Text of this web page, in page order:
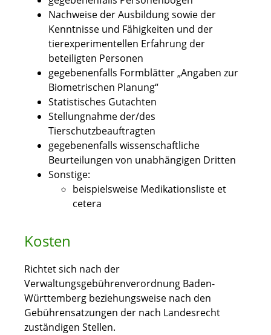
Nachweise der Ausbildung sowie der
Kenntnisse und Fähigkeiten und der
tierexperimentellen Erfahrung der
beteiligten Personen
gegebenenfalls Formblätter „Angaben zur
Biometrischen Planung“
Statistisches Gutachten
Stellungnahme der/des
Tierschutzbeauftragten
gegebenenfalls wissenschaftliche
Beurteilungen von unabhängigen Dritten
Sonstige:
beispielsweise Medikationsliste et
cetera
Kosten
Richtet sich nach der
Verwaltungsgebührenverordnung Baden-
Württemberg beziehungsweise nach den
Gebührensatzungen der nach Landesrecht
zuständigen Stellen.